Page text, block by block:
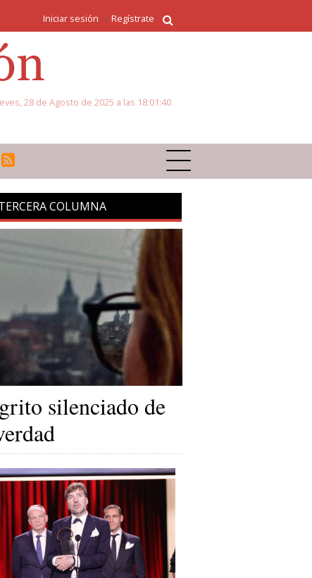
Iniciar sesión Regístrate
28 de Agosto de 2025 a las 18:01:40
COLUMNA
silenciado de